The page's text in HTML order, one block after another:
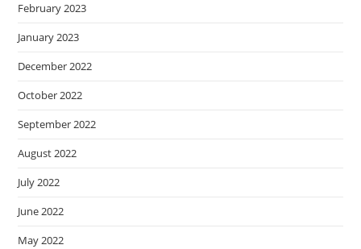
February 2023
January 2023
December 2022
October 2022
September 2022
August 2022
July 2022
June 2022
May 2022